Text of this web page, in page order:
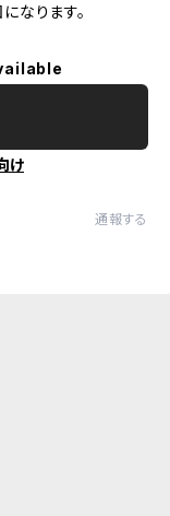
なります。
け
通報する